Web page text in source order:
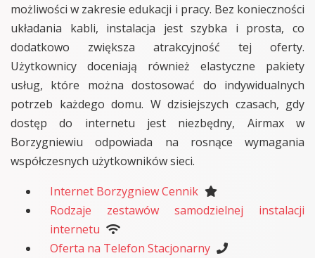
możliwości w zakresie edukacji i pracy. Bez konieczności
układania kabli, instalacja jest szybka i prosta, co
dodatkowo zwiększa atrakcyjność tej oferty.
Użytkownicy doceniają również elastyczne pakiety
usług, które można dostosować do indywidualnych
potrzeb każdego domu. W dzisiejszych czasach, gdy
dostęp do internetu jest niezbędny, Airmax w
Borzygniewiu odpowiada na rosnące wymagania
współczesnych użytkowników sieci.
Internet Borzygniew Cennik
Rodzaje zestawów samodzielnej instalacji
internetu
Oferta na Telefon Stacjonarny